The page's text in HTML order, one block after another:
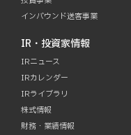
インバウンド送客事業
IR・投資家情報
IRニュース
IRカレンダー
IRライブラリ
株式情報
財務・業績情報